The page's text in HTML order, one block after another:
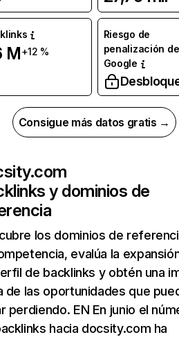
M+12 %
Riesgo de
penalización de
Google
Consigue más datos gratis →
y dominios de
los dominios de
evalúa la
de backlinks y obtén una
de las oportunidades que
perdiendo. EN En junio el
hacia docsity.com ha